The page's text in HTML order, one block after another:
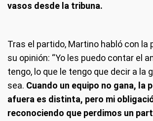
vasos desde la tribuna.
Tras el partido, Martino habló con la
su opinión: “Yo les puedo contar el
tengo, lo que le tengo que decir a la
sea. Cuando un equipo no gana, la
afuera es distinta, pero mi
reconociendo que perdimos un